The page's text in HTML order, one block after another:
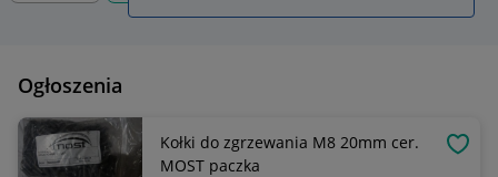
Ogłoszenia
Kołki do zgrzewania M8 20mm cer.
MOST paczka